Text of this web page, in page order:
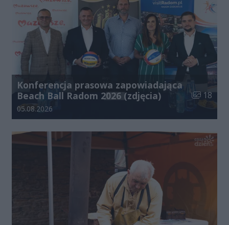
Konferencja prasowa zapowiadająca
Beach Ball Radom 2026 (zdjęcia)
Liczba
18
Data dodania galerii:
05.08.2026